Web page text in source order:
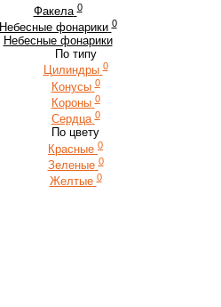
Факела 0
Небесные фонарики 0
Небесные фонарики
По типу
Цилиндры 0
Конусы 0
Короны 0
Сердца 0
По цвету
Красные 0
Зеленые 0
Желтые 0